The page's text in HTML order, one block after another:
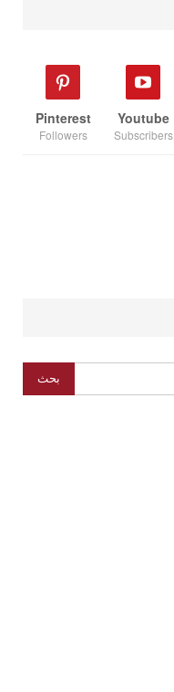
Youtube
Subscribers
Pinterest
Followers